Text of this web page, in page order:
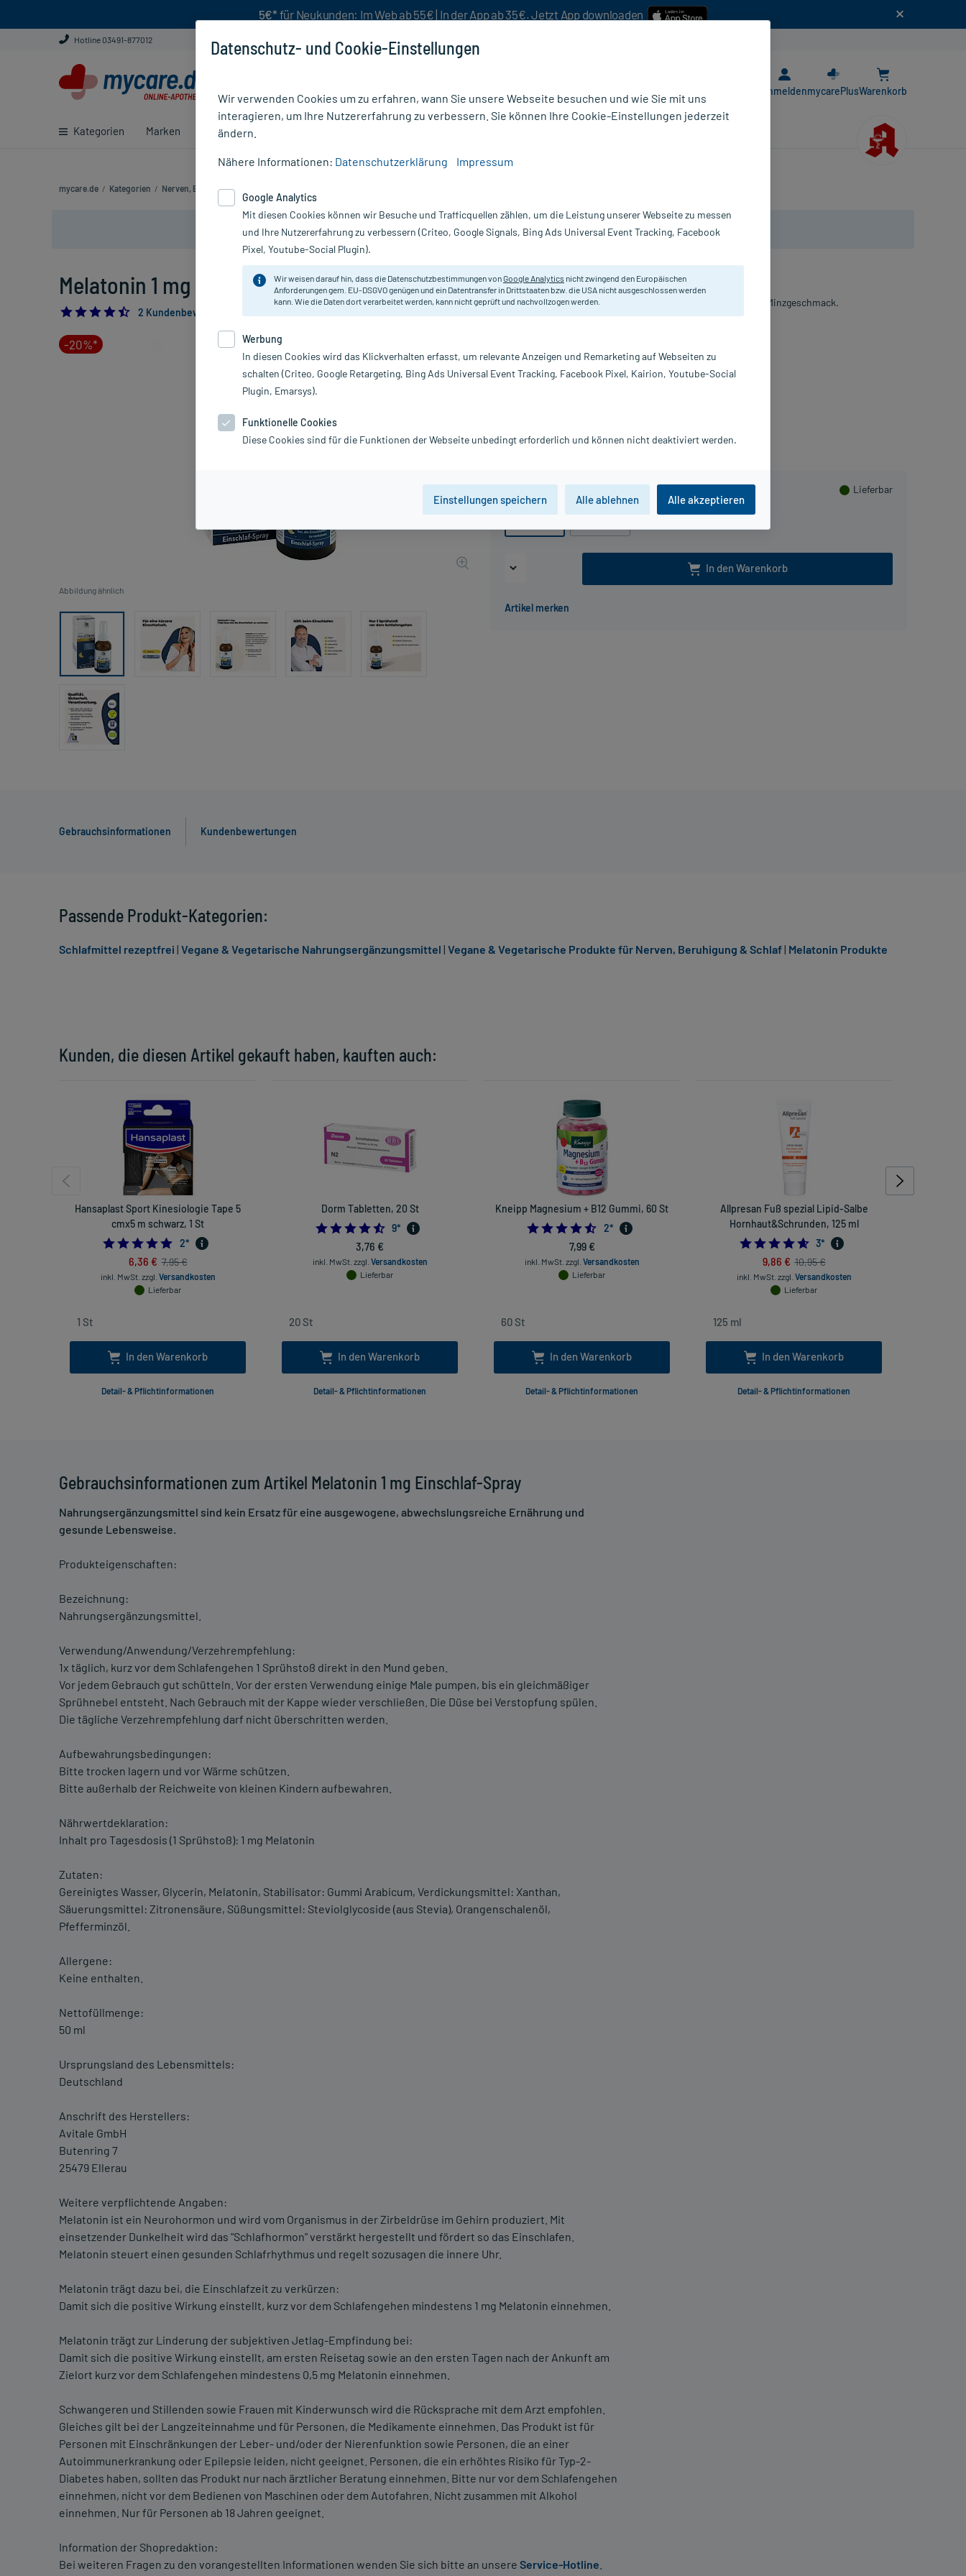
5€* für Neukunden: Im Web ab 55€ | In der App ab 35€. Jetzt App downloaden
Hotline 03491-877012
Kategorien Marken Ratgeber
AnmeldenmycarePlusWarenkorb
mycare.de / Kategorien / Nerven, Beruhigung & Schlaf
Nur für kurze Zeit:Gratis-Versand* ab 19€ Mindestbestellwert!
Melatonin 1 mg Einschlaf-Spray, 50 ml
4.5
2 Kundenbewertungen*
-20%*
Abbildung ähnlich
inkl. MwSt. zzgl. Versandkosten
Packungseinheit Lieferbar
In den Warenkorb
Avitale
Nahrungsergänzungsmittel mit Melatonin und feinem Orangen-Minzgeschmack.
PZN:
18432711
Hersteller:
Avitale GmbH
Gebrauchsinformationen Kundenbewertungen
Gebrauchsinformationen zum Artikel Melatonin 1 mg Einschlaf-Spray
Nahrungsergänzungsmittel sind kein Ersatz für eine ausgewogene, abwechslungsreiche Ernährung und
gesunde Lebensweise.
Produkteigenschaften:
Bezeichnung:
Nahrungsergänzungsmittel.
Verwendung/Anwendung/Verzehrempfehlung:
1x täglich, kurz vor dem Schlafengehen 1 Sprühstoß direkt in den Mund geben.
Vor jedem Gebrauch gut schütteln. Vor der ersten Verwendung einige Male pumpen, bis ein gleichmäßiger
Sprühnebel entsteht. Nach Gebrauch mit der Kappe wieder verschließen. Die Düse bei Verstopfung spülen.
Die tägliche Verzehrempfehlung darf nicht überschritten werden.
Aufbewahrungsbedingungen:
Bitte trocken lagern und vor Wärme schützen.
Bitte außerhalb der Reichweite von kleinen Kindern aufbewahren.
Nährwertdeklaration:
Inhalt pro Tagesdosis (1 Sprühstoß): 1 mg Melatonin
Zutaten:
Gereinigtes Wasser, Glycerin, Melatonin, Stabilisator: Gummi Arabicum, Verdickungsmittel: Xanthan,
Säuerungsmittel: Zitronensäure, Süßungsmittel: Steviolglycoside (aus Stevia), Orangenschalenöl,
Pfefferminzöl.
Allergene:
Keine enthalten.
Nettofüllmenge:
50 ml
Ursprungsland des Lebensmittels:
Deutschland
Anschrift des Herstellers:
Avitale GmbH
Butenring 7
25479 Ellerau
Weitere verpflichtende Angaben:
Melatonin ist ein Neurohormon und wird vom Organismus in der Zirbeldrüse im Gehirn produziert. Mit
einsetzender Dunkelheit wird das "Schlafhormon" verstärkt hergestellt und fördert so das Einschlafen.
Melatonin steuert einen gesunden Schlafrhythmus und regelt sozusagen die innere Uhr.
Melatonin trägt dazu bei, die Einschlafzeit zu verkürzen:
Damit sich die positive Wirkung einstellt, kurz vor dem Schlafengehen mindestens 1 mg Melatonin einnehmen.
Melatonin trägt zur Linderung der subjektiven Jetlag-Empfindung bei:
Damit sich die positive Wirkung einstellt, am ersten Reisetag sowie an den ersten Tagen nach der Ankunft am
Zielort kurz vor dem Schlafengehen mindestens 0,5 mg Melatonin einnehmen.
Schwangeren und Stillenden sowie Frauen mit Kinderwunsch wird die Rücksprache mit dem Arzt empfohlen.
Gleiches gilt bei der Langzeiteinnahme und für Personen, die Medikamente einnehmen. Das Produkt ist für
Personen mit Einschränkungen der Leber- und/oder der Nierenfunktion sowie Personen, die an einer
Autoimmunerkrankung oder Epilepsie leiden, nicht geeignet. Personen, die ein erhöhtes Risiko für Typ-2-
Diabetes haben, sollten das Produkt nur nach ärztlicher Beratung einnehmen. Bitte nur vor dem Schlafengehen
einnehmen, nicht vor dem Bedienen von Maschinen oder dem Autofahren. Nicht zusammen mit Alkohol
einnehmen. Nur für Personen ab 18 Jahren geeignet.
Information der Shopredaktion:
Bei weiteren Fragen zu den vorangestellten Informationen wenden Sie sich bitte an unsere Service-Hotline
Kunden, die diesen Artikel gekauft haben, kauften auch:
Hansaplast Sport Kinesiologie Tape 5
cmx5 m schwarz, 1 St
5.0
2*
6,36 € 7,95 €
inkl. MwSt. zzgl. Versandkosten
Lieferbar
In den Warenkorb
Detail- & Pflichtinformationen
Dorm Tabletten, 20 St
4.555555555555555
9*
3,76 €
inkl. MwSt. zzgl. Versandkosten
Lieferbar
In den Warenkorb
Detail- & Pflichtinformationen
Kneipp Magnesium + B12 Gummi, 60 St
4.5
2*
7,99 €
inkl. MwSt. zzgl. Versandkosten
Lieferbar
In den Warenkorb
Detail- & Pflichtinformationen
Allpresan Fuß spezial Lipid-Salbe
Hornhaut&Schrunden, 125 ml
4.666666666666667
3*
9,86 € 10,95 €
inkl. MwSt. zzgl. Versandkosten
Lieferbar
In den Warenkorb
Detail- & Pflichtinformationen
Passende Produkt-Kategorien:
Schlafmittel rezeptfrei | Vegane & Vegetarische Nahrungsergänzungsmittel | Vegane & Vegetarische Produkte für Nerven, Beruhigung & Schlaf| Melatonin Produkte
Datenschutz- und Cookie-Einstellungen
Wir verwenden Cookies um zu erfahren, wann Sie unsere Webseite besuchen und wie Sie mit uns
interagieren, um Ihre Nutzererfahrung zu verbessern. Sie können Ihre Cookie-Einstellungen jederzeit
ändern.
Nähere Informationen: Datenschutzerklärung Impressum
Google Analytics
Mit diesen Cookies können wir Besuche und Trafficquellen zählen, um die Leistung unserer Webseite zu messen
und Ihre Nutzererfahrung zu verbessern (Criteo, Google Signals, Bing Ads Universal Event Tracking, Facebook
Pixel, Youtube-Social Plugin).
Wir weisen darauf hin, dass die Datenschutzbestimmungen vonGoogle Analytics nicht zwingend den Europäischen
Anforderungen gem. EU-DSGVO genügen und ein Datentransfer in Drittstaaten bzw. die USA nicht ausgeschlossen werden
kann. Wie die Daten dort verarbeitet werden, kann nicht geprüft und nachvollzogen werden.
Werbung
In diesen Cookies wird das Klickverhalten erfasst, um relevante Anzeigen und Remarketing auf Webseiten zu
schalten (Criteo, Google Retargeting, Bing Ads Universal Event Tracking, Facebook Pixel, Kairion, Youtube-Social
Plugin, Emarsys).
Funktionelle Cookies
Diese Cookies sind für die Funktionen der Webseite unbedingt erforderlich und können nicht deaktiviert werden.
Einstellungen speichern Alle ablehnen Alle akzeptieren